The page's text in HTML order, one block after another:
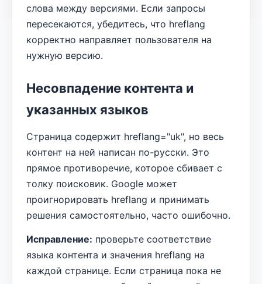
слова между версиями. Если запросы
пересекаются, убедитесь, что hreflang
корректно направляет пользователя на
нужную версию.
Несовпадение контента и
указанных языков
Страница содержит hreflang="uk", но весь
контент на ней написан по-русски. Это
прямое противоречие, которое сбивает с
толку поисковик. Google может
проигнорировать hreflang и принимать
решения самостоятельно, часто ошибочно.
Исправление: проверьте соответствие
языка контента и значения hreflang на
каждой странице. Если страница пока не